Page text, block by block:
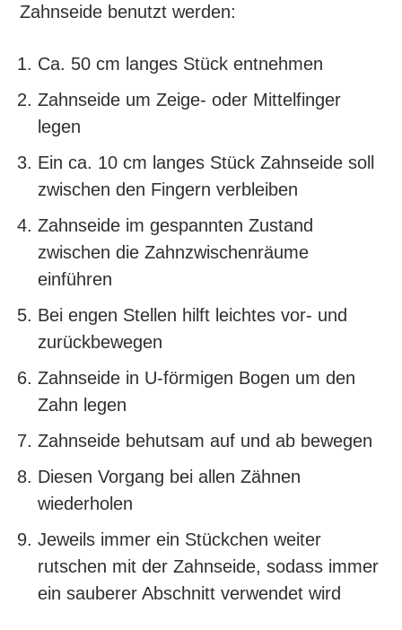
Zahnseide benutzt werden:
Ca. 50 cm langes Stück entnehmen
Zahnseide um Zeige- oder Mittelfinger
legen
Ein ca. 10 cm langes Stück Zahnseide soll
zwischen den Fingern verbleiben
Zahnseide im gespannten Zustand
zwischen die Zahnzwischenräume
einführen
Bei engen Stellen hilft leichtes vor- und
zurückbewegen
Zahnseide in U-förmigen Bogen um den
Zahn legen
Zahnseide behutsam auf und ab bewegen
Diesen Vorgang bei allen Zähnen
wiederholen
Jeweils immer ein Stückchen weiter
rutschen mit der Zahnseide, sodass immer
ein sauberer Abschnitt verwendet wird